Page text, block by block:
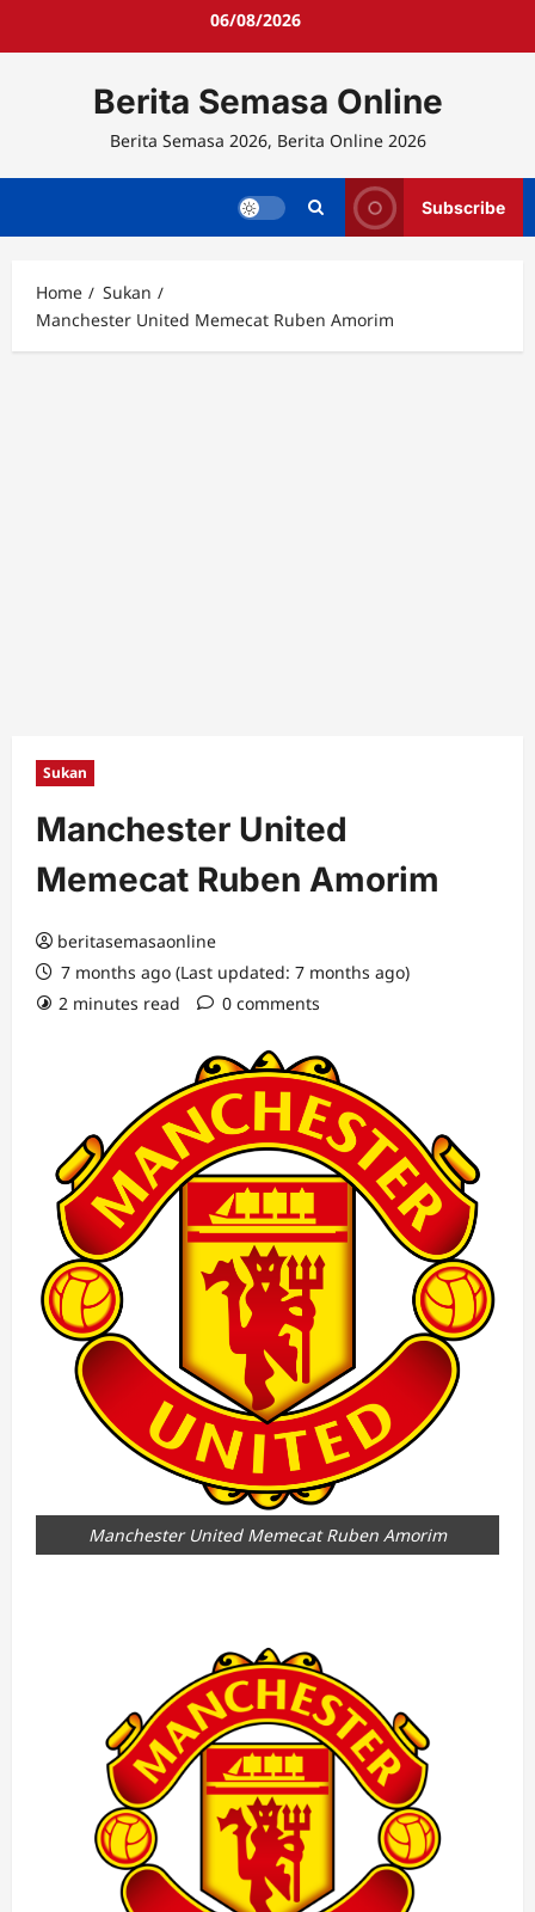
06/08/2026
Berita Semasa Online
Berita Semasa 2026, Berita Online 2026
Subscribe
Home
Sukan
Manchester United Memecat Ruben Amorim
Sukan
Manchester United
Memecat Ruben Amorim
beritasemasaonline
7 months ago (Last updated: 7 months ago)
2 minutes read
0 comments
Manchester United Memecat Ruben Amorim